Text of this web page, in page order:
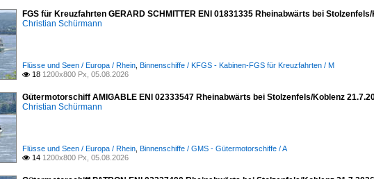
FGS für Kreuzfahrten GERARD SCHMITTER ENI 01831335 Rheinabwärts bei
Christian Schürmann
Flüsse und Seen / Europa / Rhein Binnenschiffe / KFGS - Kabinen-FGS für Kreuzfahrten / M
 18 1200x800 Px, 05.08.2026
Gütermotorschiff AMIGABLE ENI 02333547 Rheinabwärts bei Stolzenfels/Koblenz
Christian Schürmann
Flüsse und Seen / Europa / Rhein Binnenschiffe / GMS - Gütermotorschiffe / A
 14 1200x800 Px, 05.08.2026